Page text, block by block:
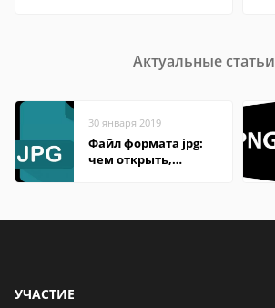
Актуальные статьи
30 января 2019
Файл формата jpg:
чем открыть,
УЧАСТИЕ